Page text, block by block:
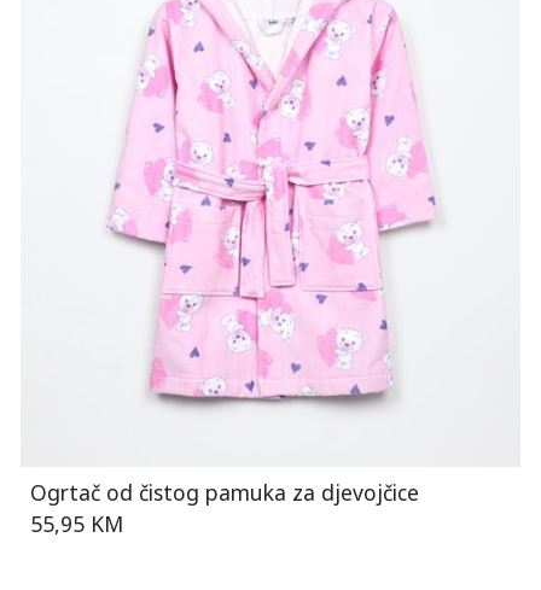
Ogrtač od čistog pamuka za djevojčice
55,95 KM